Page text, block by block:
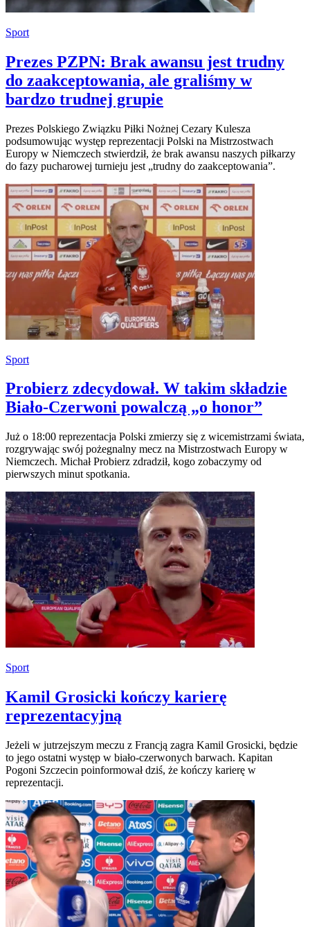
Sport
Prezes PZPN: Brak awansu jest trudny
do zaakceptowania, ale graliśmy w
bardzo trudnej grupie
Prezes Polskiego Związku Piłki Nożnej Cezary Kulesza
podsumowując występ reprezentacji Polski na Mistrzostwach
Europy w Niemczech stwierdził, że brak awansu naszych piłkarzy
do fazy pucharowej turnieju jest „trudny do zaakceptowania”.
Sport
Probierz zdecydował. W takim składzie
Biało-Czerwoni powalczą „o honor”
Już o 18:00 reprezentacja Polski zmierzy się z wicemistrzami świata,
rozgrywając swój pożegnalny mecz na Mistrzostwach Europy w
Niemczech. Michał Probierz zdradził, kogo zobaczymy od
pierwszych minut spotkania.
Sport
Kamil Grosicki kończy karierę
reprezentacyjną
Jeżeli w jutrzejszym meczu z Francją zagra Kamil Grosicki, będzie
to jego ostatni występ w biało-czerwonych barwach. Kapitan
Pogoni Szczecin poinformował dziś, że kończy karierę w
reprezentacji.